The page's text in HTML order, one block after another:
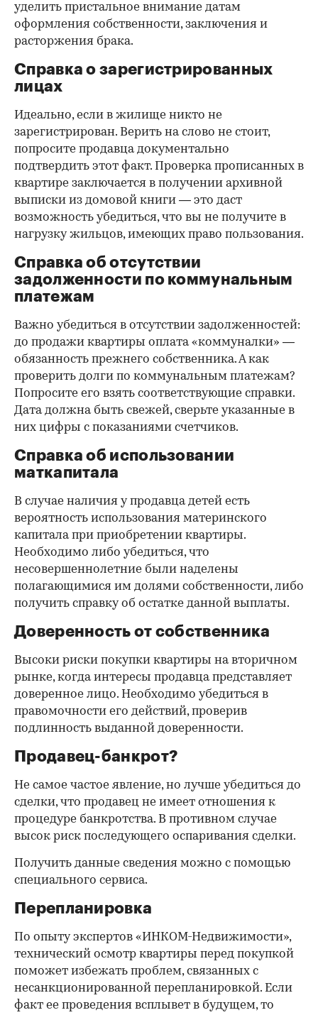
уделить пристальное внимание датам
оформления собственности, заключения и
расторжения брака.
Справка о зарегистрированных
лицах
Идеально, если в жилище никто не
зарегистрирован. Верить на слово не стоит,
попросите продавца документально
подтвердить этот факт. Проверка прописанных в
квартире заключается в получении архивной
выписки из домовой книги — это даст
возможность убедиться, что вы не получите в
нагрузку жильцов, имеющих право пользования.
Справка об отсутствии
задолженности по коммунальным
платежам
Важно убедиться в отсутствии задолженностей:
до продажи квартиры оплата «коммуналки» —
обязанность прежнего собственника. А как
проверить долги по коммунальным платежам?
Попросите его взять соответствующие справки.
Дата должна быть свежей, сверьте указанные в
них цифры с показаниями счетчиков.
Справка об использовании
маткапитала
В случае наличия у продавца детей есть
вероятность использования материнского
капитала при приобретении квартиры.
Необходимо либо убедиться, что
несовершеннолетние были наделены
полагающимися им долями собственности, либо
получить справку об остатке данной выплаты.
Доверенность от собственника
Высоки риски покупки квартиры на вторичном
рынке, когда интересы продавца представляет
доверенное лицо. Необходимо убедиться в
правомочности его действий, проверив
подлинность выданной доверенности.
Продавец-банкрот?
Не самое частое явление, но лучше убедиться до
сделки, что продавец не имеет отношения к
процедуре банкротства. В противном случае
высок риск последующего оспаривания сделки.
Получить данные сведения можно с помощью
специального сервиса.
Перепланировка
По опыту экспертов «ИНКОМ-Недвижимости»,
технический осмотр квартиры перед покупкой
поможет избежать проблем, связанных с
несанкционированной перепланировкой. Если
факт ее проведения всплывет в будущем, то